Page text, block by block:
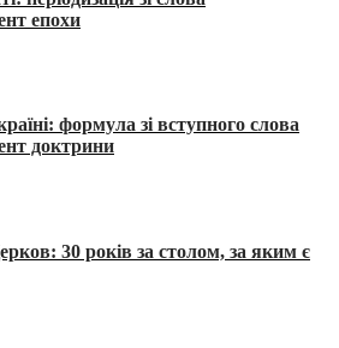
епохи
формула зі вступного слова
доктрини
30 років за столом, за яким є